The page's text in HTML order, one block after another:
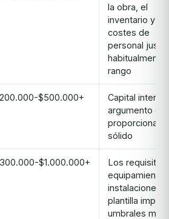
la obra, el
inventario y los
costes de
personal
habitualmente
rango
$500.000+
Capital
argumento de
sólido
$1.000.000+
Los requisitos
equipamiento,
instalaciones y
plantilla
umbrales más